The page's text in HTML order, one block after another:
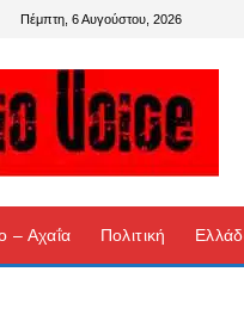
Πέμπτη, 6 Αυγούστου, 2026
– Αχαΐα Πολιτική